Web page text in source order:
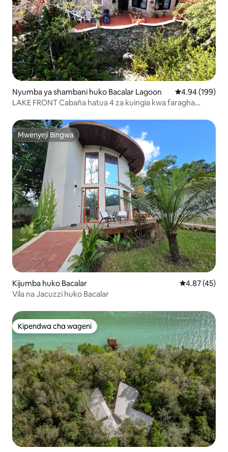
Nyumba ya shambani huko Bacalar Lagoon Ukadiriaji wa
4.94 (199)
LAKE FRONT Cabaña hatua 4 za kuingia kwa faragha
Mwenyeji Bingwa
Mwenyeji Bingwa
Kijumba huko Bacalar Ukadiriaji wa
4.87 (45)
Vila na Jacuzzi huko Bacalar
Kipendwa cha wageni
Kipendwa cha wageni